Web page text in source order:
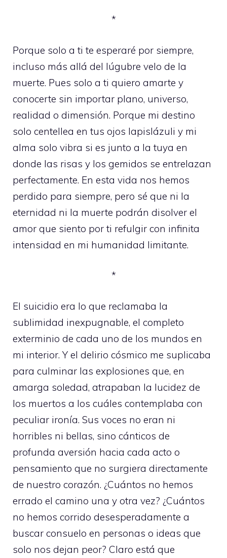
*
Porque solo a ti te esperaré por siempre,
incluso más allá del lúgubre velo de la
muerte. Pues solo a ti quiero amarte y
conocerte sin importar plano, universo,
realidad o dimensión. Porque mi destino
solo centellea en tus ojos lapislázuli y mi
alma solo vibra si es junto a la tuya en
donde las risas y los gemidos se entrelazan
perfectamente. En esta vida nos hemos
perdido para siempre, pero sé que ni la
eternidad ni la muerte podrán disolver el
amor que siento por ti refulgir con infinita
intensidad en mi humanidad limitante.
*
El suicidio era lo que reclamaba la
sublimidad inexpugnable, el completo
exterminio de cada uno de los mundos en
mi interior. Y el delirio cósmico me suplicaba
para culminar las explosiones que, en
amarga soledad, atrapaban la lucidez de
los muertos a los cuáles contemplaba con
peculiar ironía. Sus voces no eran ni
horribles ni bellas, sino cánticos de
profunda aversión hacia cada acto o
pensamiento que no surgiera directamente
de nuestro corazón. ¿Cuántos no hemos
errado el camino una y otra vez? ¿Cuántos
no hemos corrido desesperadamente a
buscar consuelo en personas o ideas que
solo nos dejan peor? Claro está que